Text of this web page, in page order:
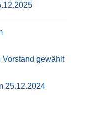
gewählt
25.12.2024